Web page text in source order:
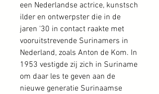
een Nederlandse actrice, kunstsch
ilder en ontwerpster die in de
jaren '30 in contact raakte met
vooruitstrevende Surinamers in
Nederland, zoals Anton de Kom. In
1953 vestigde zij zich in Suriname
om daar les te geven aan de
nieuwe generatie Surinaamse